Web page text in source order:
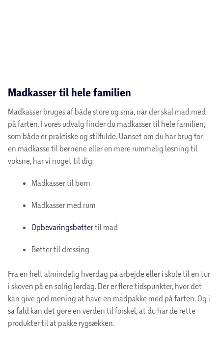
Madkasser til hele familien
Madkasser bruges af både store og små, når der skal mad med
på farten. I vores udvalg finder du madkasser til hele familien,
som både er praktiske og stilfulde. Uanset om du har brug for
en madkasse til børnene eller en mere rummelig løsning til
voksne, har vi noget til dig:
i skoven på en solrig lørdag. Der er flere tidspunkter, hvor det
kan give god mening at have en madpakke med på farten. Og i
så fald kan det gøre en verden til forskel, at du har de rette
produkter til at pakke rygsækken.